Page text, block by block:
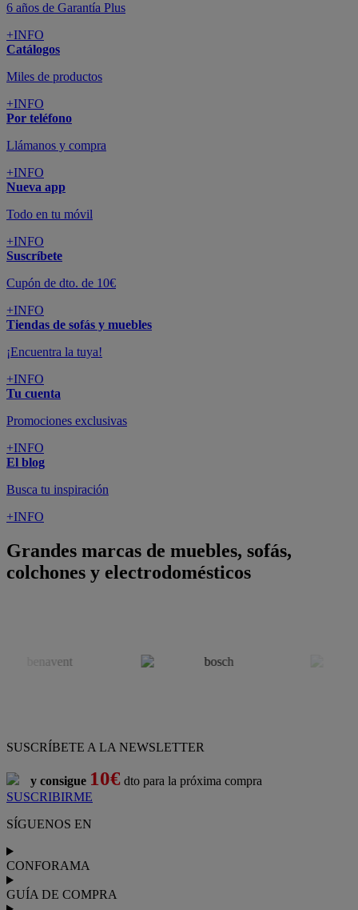
6 años de Garantía Plus
+INFO
Catálogos
Miles de productos
+INFO
Por teléfono
Llámanos y compra
+INFO
Nueva app
Todo en tu móvil
+INFO
Suscríbete
Cupón de dto. de 10€
+INFO
Tiendas de sofás y muebles
¡Encuentra la tuya!
+INFO
Tu cuenta
Promociones exclusivas
+INFO
El blog
Busca tu inspiración
+INFO
Grandes marcas de muebles, sofás,
colchones y electrodomésticos
SUSCRÍBETE A LA NEWSLETTER
y consigue 10€ dto para la próxima compra
SUSCRIBIRME
SÍGUENOS EN
CONFORAMA
GUÍA DE COMPRA